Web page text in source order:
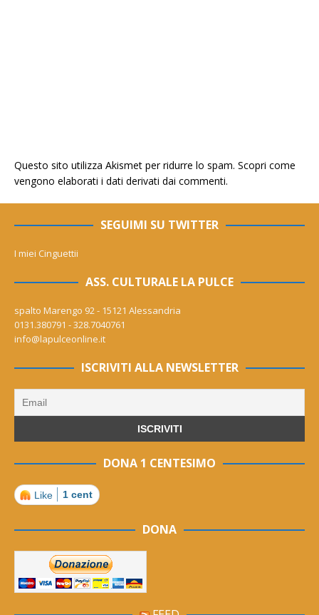
Questo sito utilizza Akismet per ridurre lo spam. Scopri come
vengono elaborati i dati derivati dai commenti.
SEGUIMI SU TWITTER
I miei Cinguettii
ASS. CULTURALE LA PULCE
spalto Marengo 92 - 15121 Alessandria
0131.380791 - 328.7040761
info@lapulceonline.it
ISCRIVITI ALLA NEWSLETTER
DONA 1 CENTESIMO
Like 1 cent
DONA